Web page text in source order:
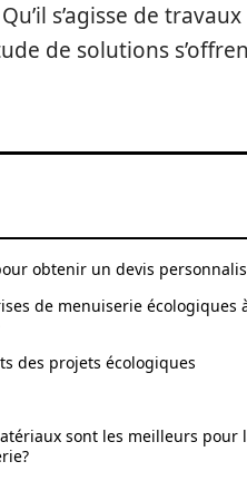
s’agisse de travaux
de solutions
obtenir un devis
de menuiserie écologiques
des projets écologiques
sont les meilleurs pour